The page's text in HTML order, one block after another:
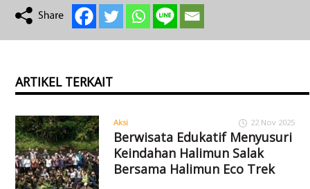
ARTIKEL TERKAIT
Aksi 22 Nov 2025
Berwisata Edukatif Menyusuri
Keindahan Halimun Salak
Bersama Halimun Eco Trek